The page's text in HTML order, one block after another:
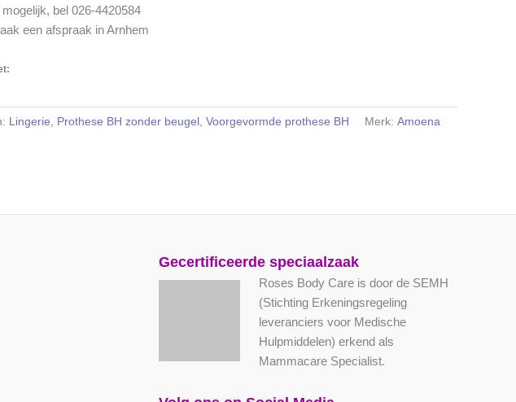
bel 026-4420584
een afspraak in Arnhem
Lingerie, Prothese BH zonder beugel , Voorgevormde prothese BH Merk: Amoena
Gecertificeerde speciaalzaak
Roses Body Care is door de SEMH
(Stichting Erkeningsregeling
leveranciers voor Medische
Hulpmiddelen) erkend als
Mammacare Specialist.